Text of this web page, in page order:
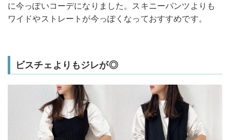
に今っぽいコーデになりました。スキニーパンツよりも
ワイドやストレートが今っぽくなっておすすめです。
ビスチェよりもジレが◎